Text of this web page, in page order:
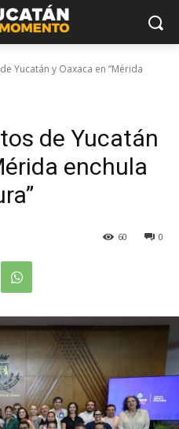
Yucatán y Oaxaca en “Mérida
de Yucatán
enchula
0
60